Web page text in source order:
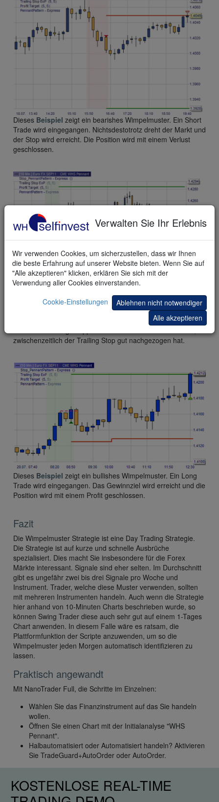
Dieses Beispiel zeigt ein bearishes Wimpelmuster. Ein Short
Trade wird eingegangen. Nichtsdestotrotz dreht der Markt und
der Stop wird erreicht. Die Position wird mit einem Verlust
geschlossen.
Beispielzeigt ein bullishes Wimpelmuster. Ein Long
Trade wird eingegangen. Der Markt steigt, erreicht allerdings
nicht das Gewinnziel (grüne Linie). Er fällt wieder und die
zwischenzeitlich der Trailing Stop gut nachgezogen hat.
Dieses Beispiel zeigt ein bullishes Wimpelmuster. Ein Long
Trade wird eingegangen. Das Gewinnziel wird erreicht und die
Position wird mit einem Profit geschlossen.
Fazit
Die Wimpelmuster Strategie ist eine Day Trading Strategie.
Die Strategie ist auf kurze und schnelle Ausbrüche
spezialisiert. Dies macht Sie insbesondere für die Forex
Märkte interessant. Signale sind eher selten. Im Durchschnitt
gibt es ungefähr zwei bis drei Signale pro Woche und
Instrument. Trader, welche diese Muster verwenden, sollten
mit mehreren Instrumenten handeln. Auch wenn die Strategie
hier anhand von 10-Minuten Charts beschrieben wurde, so
können Swing Trader diese auch sehr gut auf einem 1-Tages
Chart anwenden. In diesem Falle wäre es ratsam, die
Plattformfunktion der Scripte anzuwenden, um so die
Wimpelmuster jeden Morgen automatisch identifizieren zu
lassen.
Praktisch angewandt
Mit NanoTrader Full, die Schritte im Einzelnen:
Wählen Sie das Finanzinstrument auf das Sie handeln
wollen.
Öffnen Sie einen Chart mit der Initialanalyse "WHS
Pennant".
Halbautomatisiert oder Automatisiert handeln? Aktivieren
Sie TradeGuard+AutoOrder oder AutoOrder.
Verwalten Sie Ihr Erlebnis
Wir verwenden Cookies, um sicherzustellen, dass wir Ihnen
die beste Erfahrung auf unserer Website bieten. Wenn Sie auf
"Alle akzeptieren" klicken, erklären Sie sich mit der
Verwendung aller Cookies einverstanden.
Cookie-Einstellungen
Ablehnen nicht notwendiger
Alle akzeptieren
KOSTENLOSE REAL-TIME